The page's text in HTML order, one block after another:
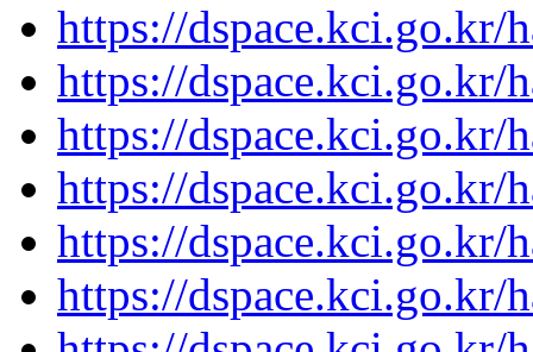
https://dspace.kci.go.kr/
https://dspace.kci.go.kr/
https://dspace.kci.go.kr/
https://dspace.kci.go.kr/
https://dspace.kci.go.kr/
https://dspace.kci.go.kr/